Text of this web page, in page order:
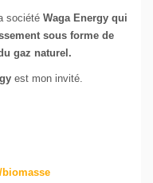
société Waga Energy qui
sous forme de
gaz naturel.
est mon invité.